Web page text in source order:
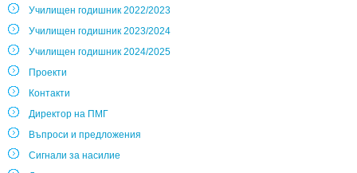
Училищен годишник 2022/2023
Училищен годишник 2023/2024
Училищен годишник 2024/2025
Проекти
Контакти
Директор на ПМГ
Въпроси и предложения
Сигнали за насилие